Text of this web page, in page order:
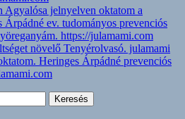
Agyalósa jelnyelven oktatom a
Árpádné ev. tudományos prevenciós
https://julamami.com
növelő Tenyérolvasó. julamami
Heringes Árpádné prevenciós